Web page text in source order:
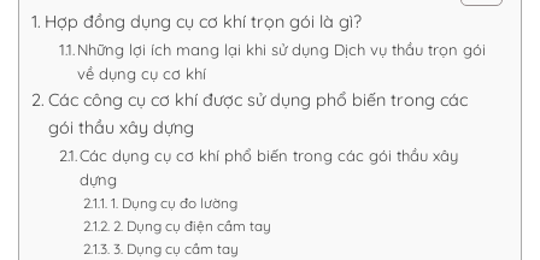
Hợp đồng dụng cụ cơ khí trọn gói là gì?
Những lợi ích mang lại khi sử dụng Dịch vụ thầu trọn gói
về dụng cụ cơ khí
Các công cụ cơ khí được sử dụng phổ biến trong các
gói thầu xây dựng
Các dụng cụ cơ khí phổ biến trong các gói thầu xây
dựng
1. Dụng cụ đo lường
2. Dụng cụ điện cầm tay
3. Dụng cụ cầm tay